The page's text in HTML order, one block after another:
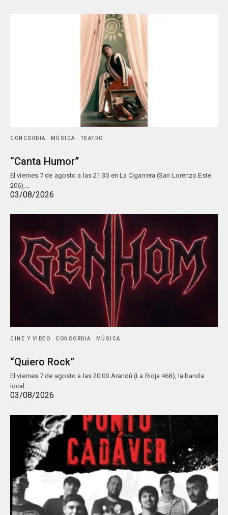
CONCORDIA MÚSICA TEATRO
“Canta Humor”
El viernes 7 de agosto a las 21:30 en La Cigarrera (San Lorenzo Este
206),…
03/08/2026
CINE Y VIDEO CONCORDIA MÚSICA
“Quiero Rock”
El viernes 7 de agosto a las 20:00 Arandú (La Rioja 468), la banda
local…
03/08/2026